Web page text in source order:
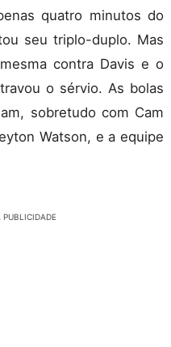
quatro minutos do
seu triplo-duplo. Mas
contra Davis e o
o sérvio. As bolas
sobretudo com Cam
Watson, e a equipe